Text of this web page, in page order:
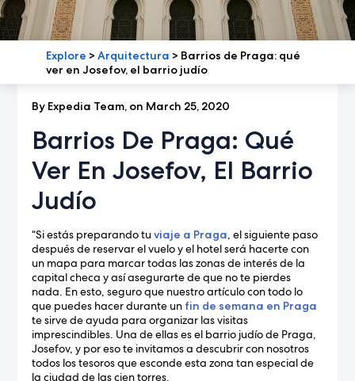
Explore >Arquitectura > Barrios de Praga: qué
ver en Josefov, el barrio judío
By Expedia Team, on March 25, 2020
Barrios De Praga: Qué
Ver En Josefov, El Barrio
Judío
“Si estás preparando tuviaje a Praga, el siguiente paso
después de reservar el vuelo y el hotel será hacerte con
un mapa para marcar todas las zonas de interés de la
capital checa y así asegurarte de que no te pierdes
nada. En esto, seguro que nuestro artículo con todo lo
que puedes hacer durante un fin de semana en Praga
te sirve de ayuda para organizar las visitas
imprescindibles. Una de ellas es el barrio judío de Praga,
Josefov, y por eso te invitamos a descubrir con nosotros
todos los tesoros que esconde esta zona tan especial de
la ciudad de las cien torres.